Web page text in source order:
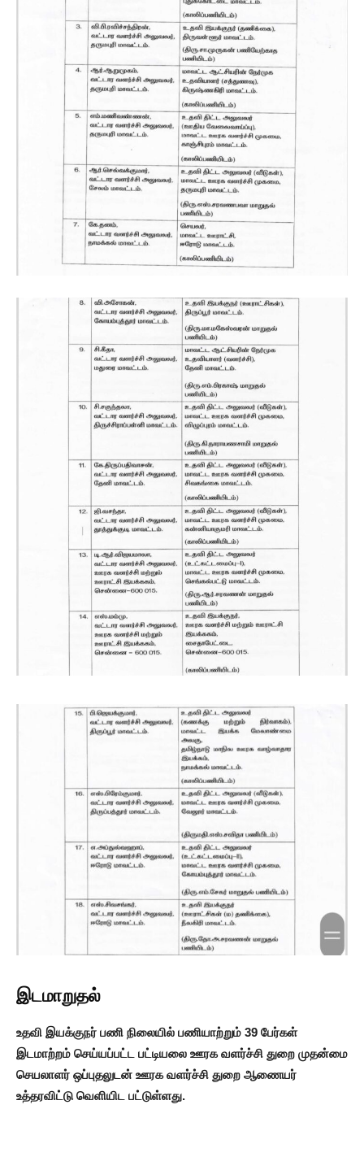
இடமாறுதல்
உதவி இயக்குநர் பணி நிலையில் பணியாற்றும் 39 பேர்கள்
இடமாற்றம் செய்யப்பட்ட பட்டியலை ஊரக வளர்ச்சி துறை முதன்மை
செயலாளர் ஒப்புதலுடன் ஊரக வளர்ச்சி துறை ஆணையர்
உத்தரவிட்டு வெளியிட பட்டுள்ளது.